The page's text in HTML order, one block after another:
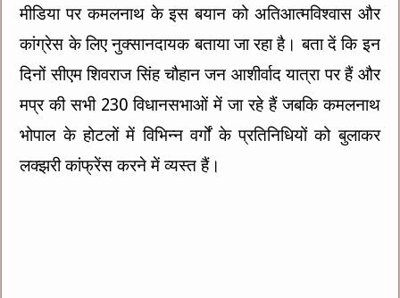
मीडिया पर कमलनाथ के इस बयान को अतिआत्मविश्वास और
कांग्रेस के लिए नुक्सानदायक बताया जा रहा है। बता दें कि इन
दिनों सीएम शिवराज सिंह चौहान जन आशीर्वाद यात्रा पर हैं और
मप्र की सभी 230 विधानसभाओं में जा रहे हैं जबकि कमलनाथ
भोपाल के होटलों में विभिन्न वर्गों के प्रतिनिधियों को बुलाकर
लक्झरी कांफ्रेंस करने में व्यस्त हैं।